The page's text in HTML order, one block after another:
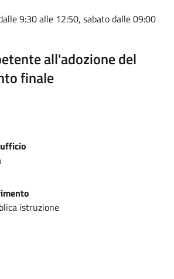
9:30 alle 12:50, sabato dalle 09:00
all'adozione del
finale
istruzione